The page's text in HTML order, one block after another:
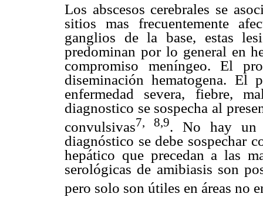
Los abscesos cerebrales se
sitios mas frecuentemente
ganglios de la base, estas
predominan por lo general en
compromiso meníngeo. El
diseminación hematogena. El
enfermedad severa, fiebre,
diagnostico se sospecha al
convulsivas7, 8,9. No hay un
diagnóstico se debe sospechar
hepático que precedan a las
serológicas de amibiasis son
pero solo son útiles en áreas no